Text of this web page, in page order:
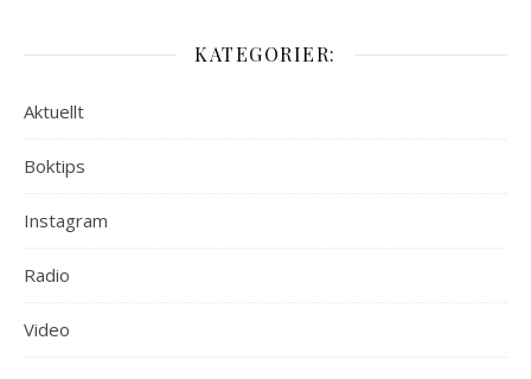
KATEGORIER:
Aktuellt
Boktips
Instagram
Radio
Video